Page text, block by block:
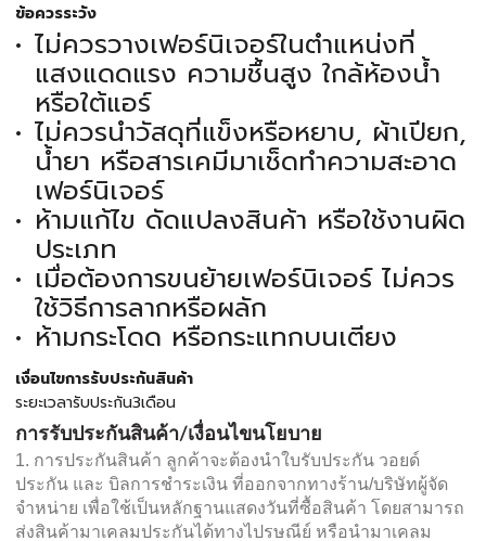
ข้อควรระวัง
ไม่ควรวางเฟอร์นิเจอร์ในตำแหน่งที่
แสงแดดแรง ความชื้นสูง ใกล้ห้องน้ำ
หรือใต้แอร์
ไม่ควรนำวัสดุที่แข็งหรือหยาบ, ผ้าเปียก,
น้ำยา หรือสารเคมีมาเช็ดทำความสะอาด
เฟอร์นิเจอร์
ห้ามแก้ไข ดัดแปลงสินค้า หรือใช้งานผิด
ประเภท
เมื่อต้องการขนย้ายเฟอร์นิเจอร์ ไม่ควร
ใช้วิธีการลากหรือผลัก
ห้ามกระโดด หรือกระแทกบนเตียง
เงื่อนไขการรับประกันสินค้า
ระยะเวลารับประกัน3เดือน
การรับประกันสินค้า/เงื่อนไขนโยบาย
1. การประกันสินค้า ลูกค้าจะต้องนำใบรับประกัน วอยด์
ประกัน และ บิลการชำระเงิน ที่ออกจากทางร้าน/บริษัทผู้จัด
จำหน่าย เพื่อใช้เป็นหลักฐานแสดงวันที่ซื้อสินค้า โดยสามารถ
ส่งสินค้ามาเคลมประกันได้ทางไปรษณีย์ หรือนำมาเคลม